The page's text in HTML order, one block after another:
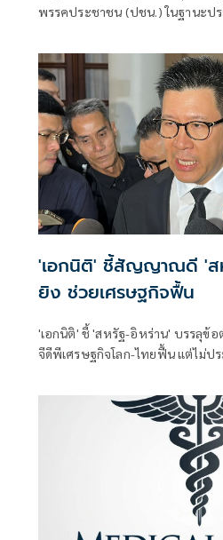
พรรคประชาชน (ปชน.) ในฐานะป
'เอกนิติ' ชี้สัญญาณดี 'ส
ยิง ช่วยเศรษฐกิจฟื้น
'เอกนิติ' ชี้ 'สหรัฐ-อิหร่าน' บรรลุข้
จีดีพีเศรษฐกิจโลก-ไทยฟื้น แต่ไม่ป